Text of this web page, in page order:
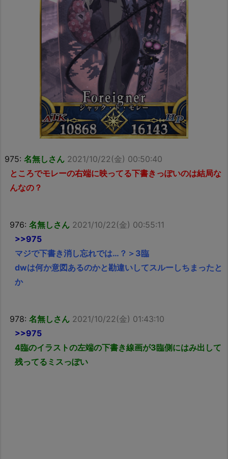
975: 名無しさん 2021/10/22(金) 00:50:40
ところでモレーの右端に映ってる下書きっぽいのは結局な
んなの？
976: 名無しさん 2021/10/22(金) 00:55:11
>>975
マジで下書き消し忘れでは…？＞3臨
dwは何か意図あるのかと勘違いしてスルーしちまったと
か
978: 名無しさん 2021/10/22(金) 01:43:10
>>975
4臨のイラストの左端の下書き線画が3臨側にはみ出して
残ってるミスっぽい